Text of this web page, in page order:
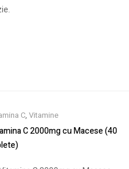
C, Vitamine
C 2000mg cu Macese (40